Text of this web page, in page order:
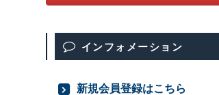
インフォメーション
新規会員登録はこちら